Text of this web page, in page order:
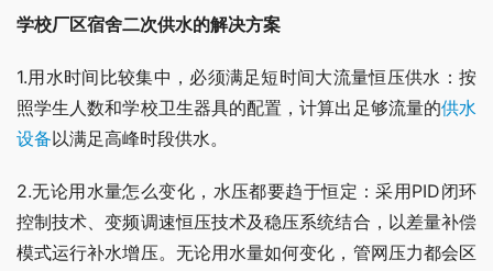
学校厂区宿舍二次供水的解决方案
1.用水时间比较集中，必须满足短时间大流量恒压供水：按
照学生人数和学校卫生器具的配置，计算出足够流量的供水
设备以满足高峰时段供水。
2.无论用水量怎么变化，水压都要趋于恒定：采用PID闭环
控制技术、变频调速恒压技术及稳压系统结合，以差量补偿
模式运行补水增压。无论用水量如何变化，管网压力都会区